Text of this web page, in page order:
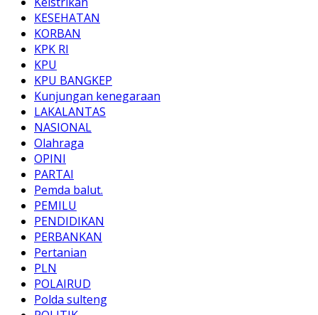
KESEHATAN
KORBAN
KPK RI
KPU
KPU BANGKEP
Kunjungan kenegaraan
LAKALANTAS
NASIONAL
Olahraga
OPINI
PARTAI
Pemda balut.
PEMILU
PENDIDIKAN
PERBANKAN
Pertanian
PLN
POLAIRUD
Polda sulteng